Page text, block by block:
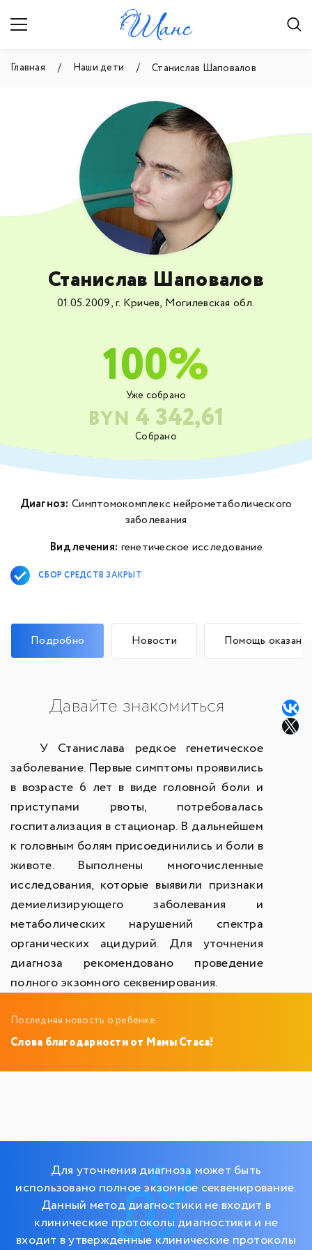
Главная Наши дети Станислав Шаповалов
Собрано
BYN 4 342,61
Уже собрано
100%
Станислав Шаповалов
01.05.2009, г. Кричев, Могилевская обл.
Диагноз: Симптомокомплекс нейрометаболического
заболевания
Вид лечения: генетическое исследование
СБОР СРЕДСТВ ЗАКРЫТ
Подробно Новости Помощь оказана
Давайте знакомиться
У Станислава редкое генетическое
заболевание. Первые симптомы проявились
в возрасте 6 лет в виде головной боли и
приступами рвоты, потребовалась
госпитализация в стационар. В дальнейшем
к головным болям присоединились и боли в
животе. Выполнены многочисленные
исследования, которые выявили признаки
демиелизирующего заболевания и
метаболических нарушений спектра
органических ацидурий. Для уточнения
диагноза рекомендовано проведение
полного экзомного секвенирования.
Последняя новость о ребенке:
Слова благодарности от Мамы Стаса!
Для уточнения диагноза может быть
использовано полное экзомное секвенирование.
Данный метод диагностики не входит в
клинические протоколы диагностики и не
входит в утвержденные клинические протоколы